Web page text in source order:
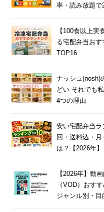
率・読み放題で
【100食以上実
る宅配弁当お
TOP16
ナッシュ(nosh)
どい それでも
4つの理由
安い宅配弁当ラ
回・送料込・
は？【2026年】
【2026年】動
（VOD）おす
ジャンル別・目